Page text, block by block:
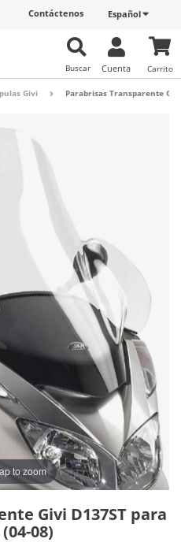
Español
Contáctenos
Carrito
Cuenta
Buscar
Givi Parabrisas Transparente
to zoom
Givi D137ST para
08)